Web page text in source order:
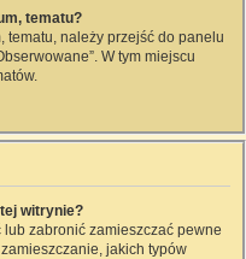
tematu?
tematu, należy przejść do panelu
W tym miejscu
witrynie?
zabronić zamieszczać pewne
jakich typów